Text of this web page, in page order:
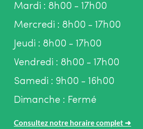
Mardi : 8h00 - 17h00
Mercredi : 8h00 - 17h00
Jeudi : 8h00 - 17h00
Vendredi : 8h00 - 17h00
Samedi : 9h00 - 16h00
Dimanche : Fermé
Consultez notre horaire complet ➜